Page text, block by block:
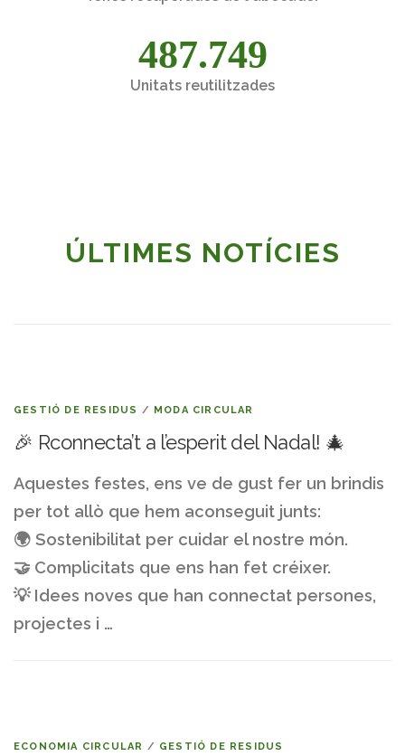
487.749
Unitats reutilitzades
ÚLTIMES NOTÍCIES
GESTIÓ DE RESIDUS / MODA CIRCULAR
🎉 Rconnecta’t a l’esperit del Nadal! 🎄
Aquestes festes, ens ve de gust fer un brindis
per tot allò que hem aconseguit junts:
🌍 Sostenibilitat per cuidar el nostre món.
🤝 Complicitats que ens han fet créixer.
💡 Idees noves que han connectat persones,
projectes i …
ECONOMIA CIRCULAR / GESTIÓ DE RESIDUS